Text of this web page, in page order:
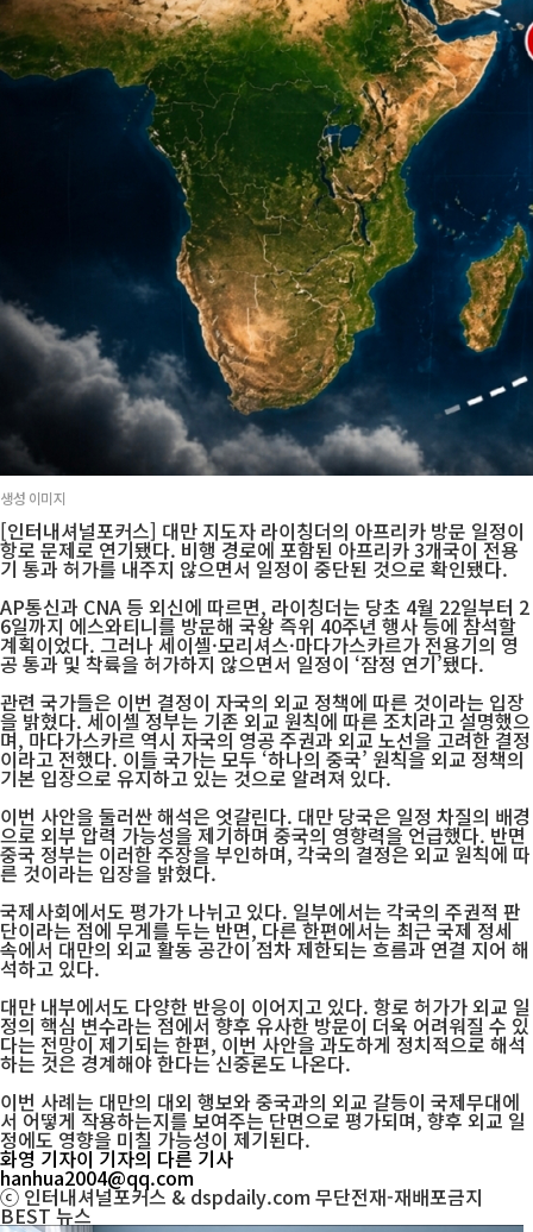
생성 이미지
[인터내셔널포커스] 대만 지도자 라이칭더의 아프리카 방문 일정이
항로 문제로 연기됐다. 비행 경로에 포함된 아프리카 3개국이 전용
기 통과 허가를 내주지 않으면서 일정이 중단된 것으로 확인됐다.
AP통신과 CNA 등 외신에 따르면, 라이칭더는 당초 4월 22일부터 2
6일까지 에스와티니를 방문해 국왕 즉위 40주년 행사 등에 참석할
계획이었다. 그러나 세이셸·모리셔스·마다가스카르가 전용기의 영
공 통과 및 착륙을 허가하지 않으면서 일정이 ‘잠정 연기’됐다.
관련 국가들은 이번 결정이 자국의 외교 정책에 따른 것이라는 입장
을 밝혔다. 세이셸 정부는 기존 외교 원칙에 따른 조치라고 설명했으
며, 마다가스카르 역시 자국의 영공 주권과 외교 노선을 고려한 결정
이라고 전했다. 이들 국가는 모두 ‘하나의 중국’ 원칙을 외교 정책의
기본 입장으로 유지하고 있는 것으로 알려져 있다.
이번 사안을 둘러싼 해석은 엇갈린다. 대만 당국은 일정 차질의 배경
으로 외부 압력 가능성을 제기하며 중국의 영향력을 언급했다. 반면
중국 정부는 이러한 주장을 부인하며, 각국의 결정은 외교 원칙에 따
른 것이라는 입장을 밝혔다.
국제사회에서도 평가가 나뉘고 있다. 일부에서는 각국의 주권적 판
단이라는 점에 무게를 두는 반면, 다른 한편에서는 최근 국제 정세
속에서 대만의 외교 활동 공간이 점차 제한되는 흐름과 연결 지어 해
석하고 있다.
대만 내부에서도 다양한 반응이 이어지고 있다. 항로 허가가 외교 일
정의 핵심 변수라는 점에서 향후 유사한 방문이 더욱 어려워질 수 있
다는 전망이 제기되는 한편, 이번 사안을 과도하게 정치적으로 해석
하는 것은 경계해야 한다는 신중론도 나온다.
이번 사례는 대만의 대외 행보와 중국과의 외교 갈등이 국제무대에
서 어떻게 작용하는지를 보여주는 단면으로 평가되며, 향후 외교 일
정에도 영향을 미칠 가능성이 제기된다.
화영 기자이 기자의 다른 기사
hanhua2004@qq.com
ⓒ 인터내셔널포커스 & dspdaily.com 무단전재-재배포금지
BEST뉴스